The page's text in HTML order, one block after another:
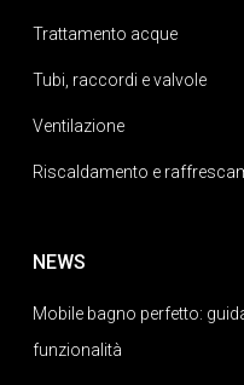
Trattamento acque
Tubi, raccordi e valvole
Ventilazione
Riscaldamento e
NEWS
Mobile bagno perfetto:
funzionalità